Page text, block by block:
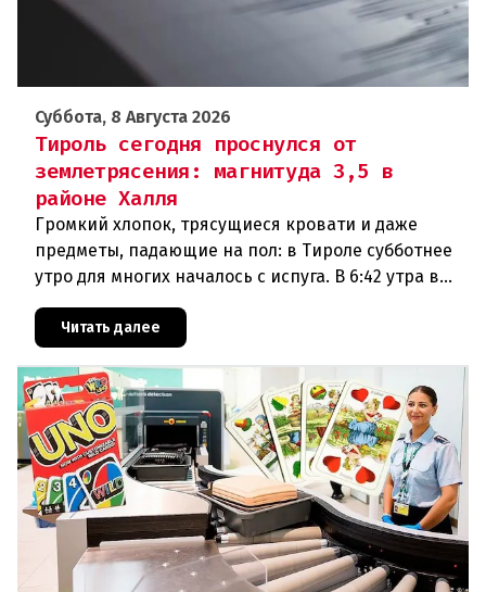
Суббота, 8 Августа 2026
Тироль сегодня проснулся от
землетрясения: магнитуда 3,5 в
районе Халля
Громкий хлопок, трясущиеся кровати и даже
предметы, падающие на пол: в Тироле субботнее
утро для многих началось с испуга. В 6:42 утра в
сейсмологовПо данны
Читать далее